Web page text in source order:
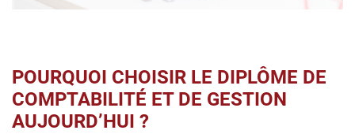
POURQUOI CHOISIR LE DIPLÔME DE
COMPTABILITÉ ET DE GESTION
AUJOURD’HUI ?